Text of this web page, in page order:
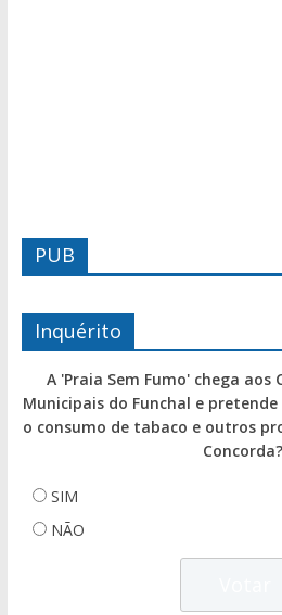
PUB
Inquérito
A 'Praia Sem Fumo' chega aos
Municipais do Funchal e
o consumo de tabaco e outros
Concorda?
SIM
NÃO